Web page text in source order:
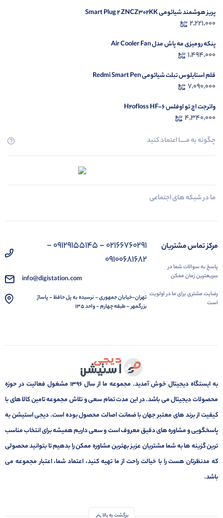
پریز هوشمند شیائومی Smart Plug 2 ZNCZ302KK
2,221,000
پنکه رومیزی مه پاش مدل Air Cooler Fan
1,494,000
قلم استایلوس تبلت شیائومی Redmi Smart Pen
7,090,000
واترجت اچ تو اوفلس H2ofloss HF-6
4,340,000
چگونه به مــــــا اعتماد کنید
ما در شبکه های اجتماعی
مرکز تماس مشتریان
پاسخ به سوالات شما در
سریعترین زمان ممکن
رضایت مشتری برای ما در اولویت
است
02166760291 - 09129155145 -
09100681682
info@digistation.com
تهران-خیابان جمهوری - نرسیده به پل حافظ - پاساژ
بزرگمهر - طبقه چهارم - واحد 135
به ایستگاه دیجیتال خوش آمدید. مجموعه ما از سال 1396 مشغول فعالیت در حوزه
محصولات دیجیتال می باشد. در این مدت تمام سعی و تلاش مجموعه تامین کالا های با
کیفیت از برند های معتبر جهان با ضمانت اصالت محصول بوده است. دیجی استیشن به
پاسخگویی و مشاوره های دقیق معروف است و سعی داریم همیشه برای انتخاب مناسب
ترین گزینه ها به شما مشتریان عزیز بهترین مشاوره ممکن را بدهیم تا بتوانید محصولی
که مدنظرتان هست را با خیالت راحت از ما تهیه کنید، اعتماد شما، اعتبار مجموعه می
باشد.
برگشت به بالا